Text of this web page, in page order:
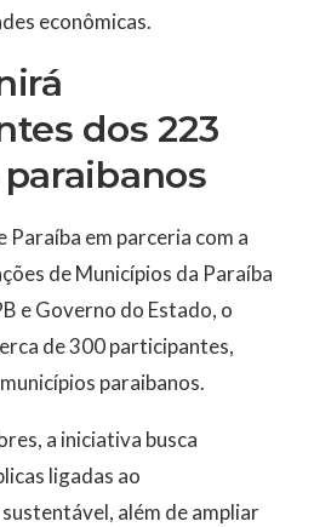
econômicas.
dos 223
Paraíba em parceria com a
de Municípios da Paraíba
e Governo do Estado, o
de 300 participantes,
paraibanos.
a iniciativa busca
ligadas ao
além de ampliar